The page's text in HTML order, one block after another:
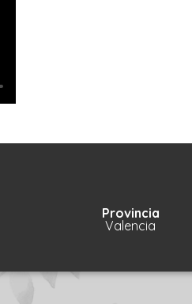
Provincia
Valencia